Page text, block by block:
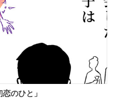
のひと」